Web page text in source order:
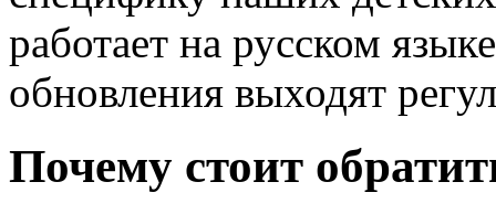
работает на русском
обновления выходят
Почему стоит